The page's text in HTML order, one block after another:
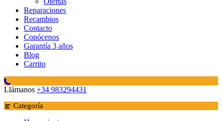
Reparaciones
Recambios
Contacto
Conócenos
Garantía 3 años
Blog
Carrito
Llámanos +34 983294431
Categoría